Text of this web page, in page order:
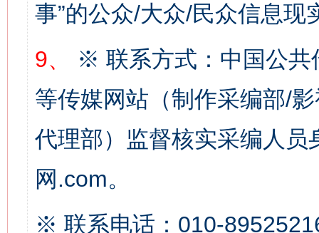
事”的公众/大众/民众信息现
9、
※ 联系方式：中国公共
等传媒网站（制作采编部/
代理部）监督核实采编人员
网.com。
※ 联系电话：010-
网上购药对药下症？